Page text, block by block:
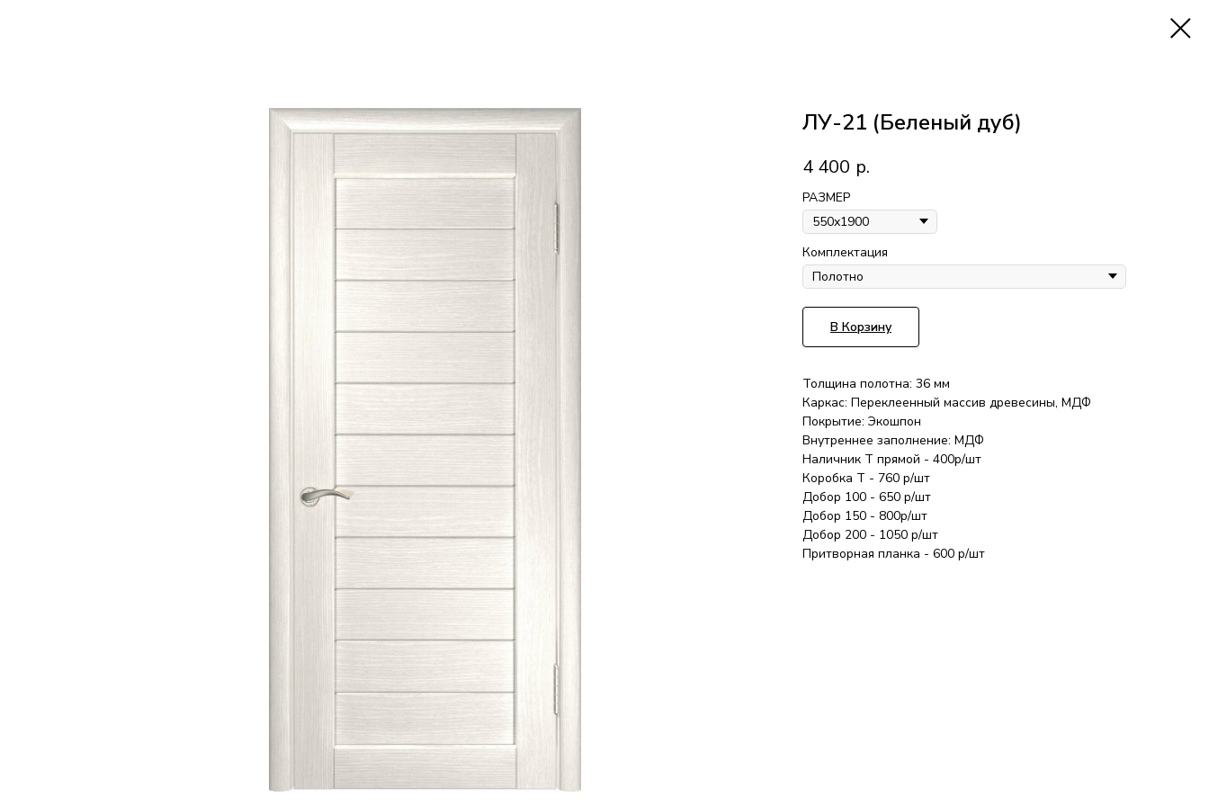
ЛУ-21 (Беленый дуб)
4 400 р.
РАЗМЕР
Комплектация
В Корзину
Толщина полотна: 36 мм
Каркас: Переклеенный массив древесины, МДФ
Покрытие: Экошпон
Внутреннее заполнение: МДФ
Наличник Т прямой - 400р/шт
Коробка Т - 760 р/шт
Добор 100 - 650 р/шт
Добор 150 - 800р/шт
Добор 200 - 1050 р/шт
Притворная планка - 600 р/шт